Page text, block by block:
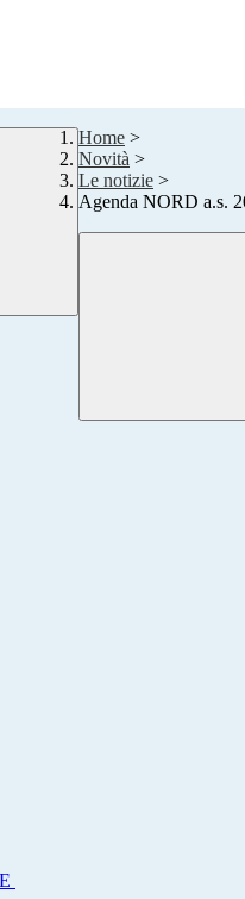
Home >
Novità >
Le notizie >
Agenda NORD a.s.